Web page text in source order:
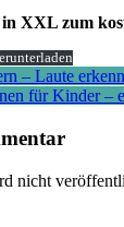
XXL zum
– Laute
für Kinder –
nicht